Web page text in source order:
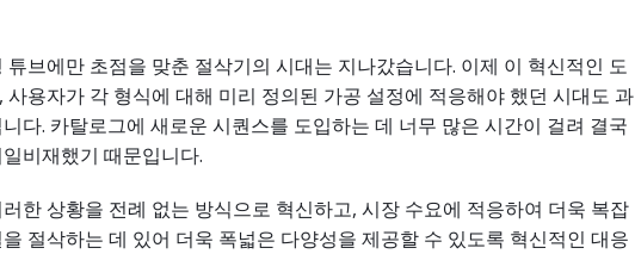
튜브에만 초점을 맞춘 절삭기의 시대는 지나갔습니다. 이제 이 혁신적인 도
사용자가 각 형식에 대해 미리 정의된 가공 설정에 적응해야 했던 시대도 과
다. 카탈로그에 새로운 시퀀스를 도입하는 데 너무 많은 시간이 걸려 결국
비재했기 때문입니다.
한 상황을 전례 없는 방식으로 혁신하고, 시장 수요에 적응하여 더욱 복잡
절삭하는 데 있어 더욱 폭넓은 다양성을 제공할 수 있도록 혁신적인 대응